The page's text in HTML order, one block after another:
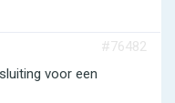
#76482
voor een